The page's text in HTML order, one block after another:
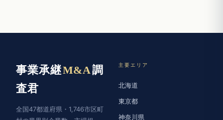
事業承継M&A調
査君
全国47都道府県・1,746市区町
主要エリア
北海道
東京都
神奈川県